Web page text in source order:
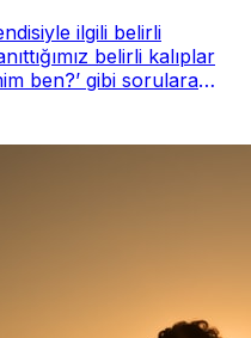
ilgili belirli
belirli kalıplar
ben?’ gibi sorulara